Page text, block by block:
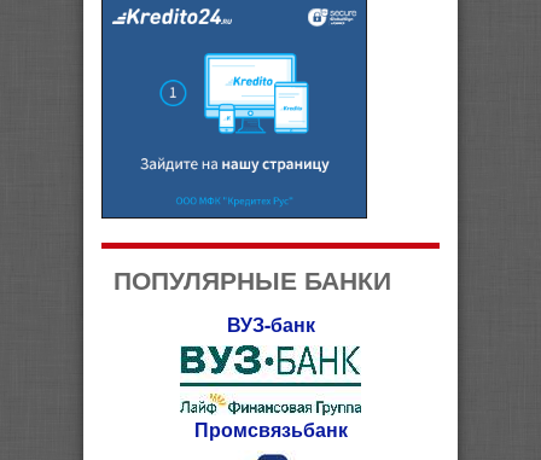
ПОПУЛЯРНЫЕ БАНКИ
ВУЗ-банк
Промсвязьбанк